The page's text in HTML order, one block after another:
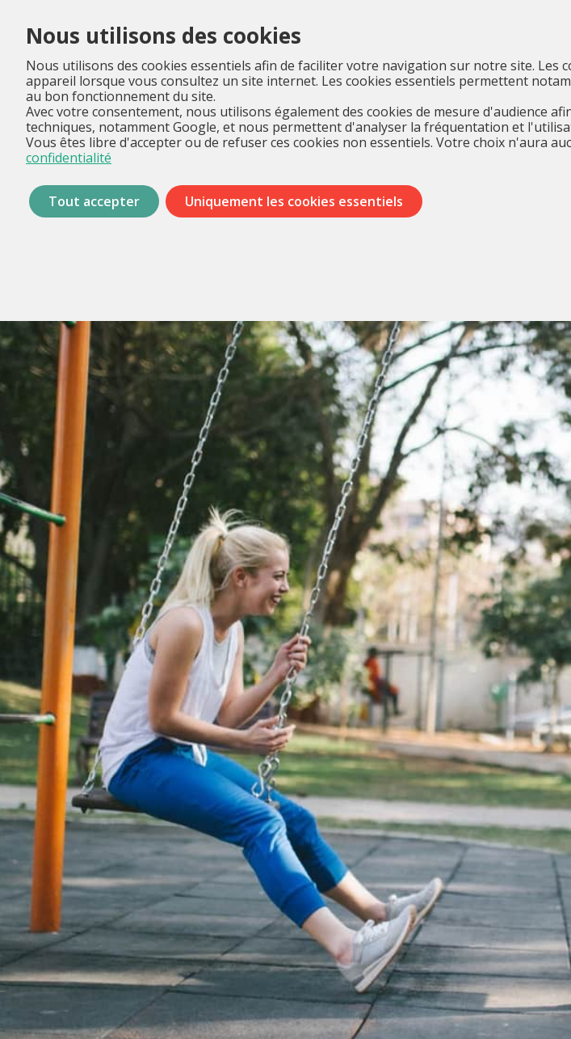
Nous utilisons des cookies
Nous utilisons des cookies essentiels afin de faciliter votre navigation sur notre site.
appareil lorsque vous consultez un site internet. Les cookies essentiels permettent
au bon fonctionnement du site.
Avec votre consentement, nous utilisons également des cookies de mesure d'audience
techniques, notamment Google, et nous permettent d'analyser la fréquentation et
Vous êtes libre d'accepter ou de refuser ces cookies non essentiels. Votre choix n'aura
confidentialité
Tout accepter Uniquement les cookies essentiels